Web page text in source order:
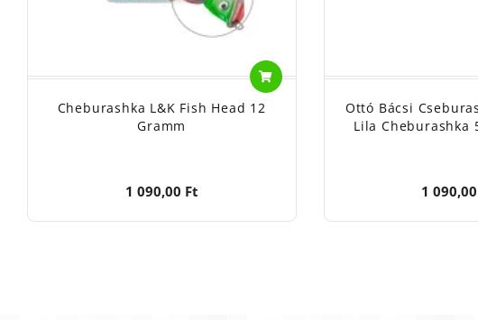
Cheburashka L&K Fish Head 12
Gramm
1 090,00 Ft
Ottó Bácsi
Lila Cheburashka
1